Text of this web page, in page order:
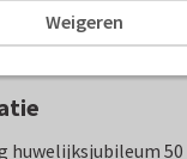
50
Weigeren